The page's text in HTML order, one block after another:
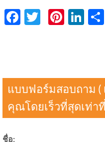
Facebook
Twitter
แบบฟอร์มสอบถาม (
คุณโดยเร็วที่สุดเท่า
ชื่อ: